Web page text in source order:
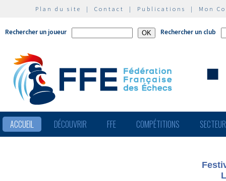
Plan du site | Contact | Publications | Mon
Rechercher un joueur Rechercher un club
ACCUEIL DÉCOUVRIR FFE COMPÉTITIONS